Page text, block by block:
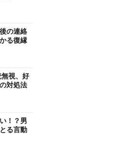
の連絡
る復縁
視、好
対処法
！？男
る言動